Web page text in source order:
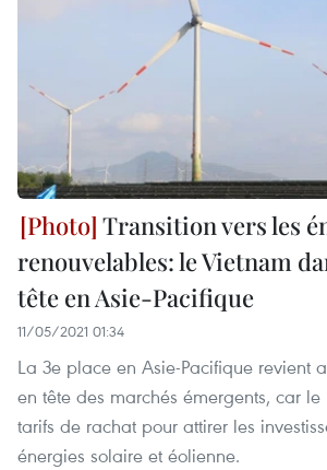
Transition vers les
renouvelables: le Vietnam
tête en Asie-Pacifique
11/05/2021 01:34
La 3e place en Asie-Pacifique revient
en tête des marchés émergents, car
tarifs de rachat pour attirer les
énergies solaire et éolienne.